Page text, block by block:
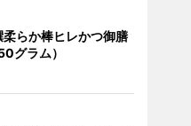
柔らか棒ヒレかつ御膳
グラム）